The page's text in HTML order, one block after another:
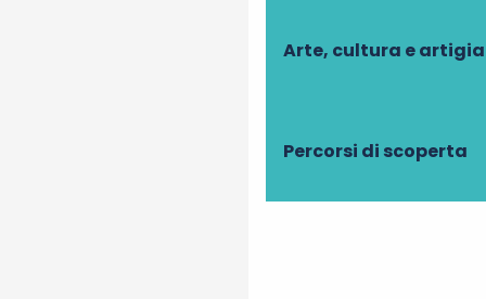
Arte, cultura e
Percorsi di scoperta